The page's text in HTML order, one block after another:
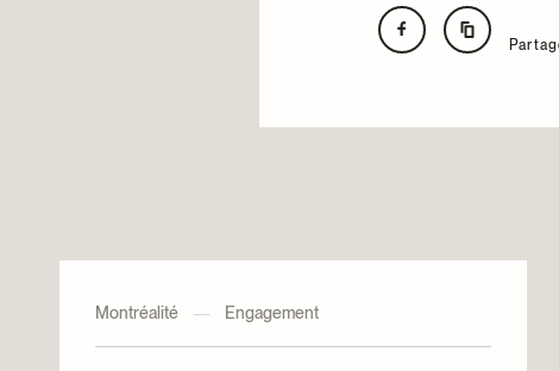
Montréalité — Engagement